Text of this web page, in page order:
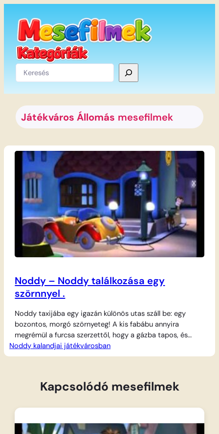
tartalomhoz
Keresés
Játékváros Állomás mesefilmek
Noddy – Noddy találkozása egy
szörnnyel .
Noddy taxijába egy igazán különös utas száll be: egy
bozontos, morgó szörnyeteg! A kis fabábu annyira
megrémül a furcsa szerzettől, hogy a gázba tapos, és
rekordsebességgel száguld az állomás felé, csak hogy
mielőbb megszabaduljon tőle. A kalandos fuvar közben
Noddy kalandjai játékvárosban
Kapcsolódó mesefilmek